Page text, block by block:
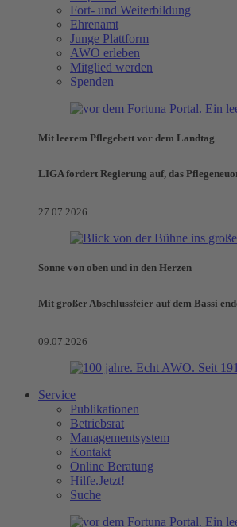
Fort- und Weiterbildung
Ehrenamt
Junge Plattform
AWO erleben
Mitglied werden
Spenden
Mit leerem Pflegebett vor dem Landtag
LIGA fordert Regierung auf, das
27.07.2026
Sonne von oben und in den Herzen
Mit großer Abschlussfeier auf dem Bassi
09.07.2026
Service
Publikationen
Betriebsrat
Managementsystem
Kontakt
Online Beratung
Hilfe.Jetzt!
Suche